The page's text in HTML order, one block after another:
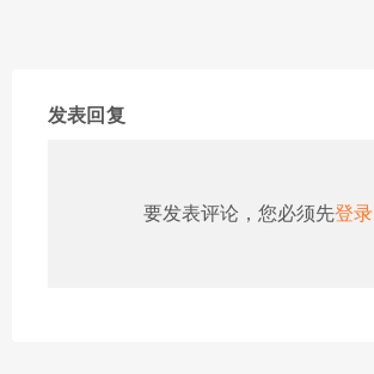
发表回复
要发表评论，您必须先登录